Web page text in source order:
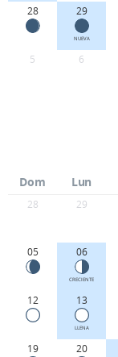
28 29
NUEVA
5 6
Dom Lun
28 29
05 06
CRECIENTE
12 13
LLENA
19 20